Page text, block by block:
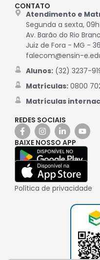
CONTATO
Atendimento e
Segunda a sexta, 09h
Av. Barão do Rio
Juiz de Fora - MG -
falecom@ensin-
Alunos:(32) 3237-
Matrículas:0800
Matrículas
REDES SOCIAIS
BAIXE NOSSO APP
Política de privacidade